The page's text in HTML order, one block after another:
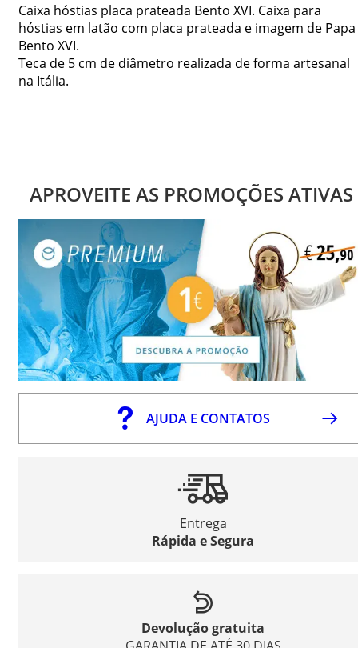
Caixa hóstias placa prateada Bento XVI. Caixa para
hóstias em latão com placa prateada e imagem de Papa
Bento XVI.
Teca de 5 cm de diâmetro realizada de forma artesanal
na Itália.
APROVEITE AS PROMOÇÕES ATIVAS
AJUDA E CONTATOS
Entrega
Rápida e Segura
Devolução gratuita